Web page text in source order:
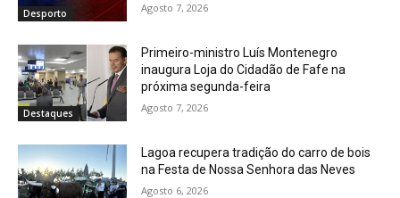
Desporto Agosto 7, 2026
Destaques
Primeiro-ministro Luís Montenegro
inaugura Loja do Cidadão de Fafe na
próxima segunda-feira
Agosto 7, 2026
Lagoa recupera tradição do carro de bois
na Festa de Nossa Senhora das Neves
Agosto 6, 2026